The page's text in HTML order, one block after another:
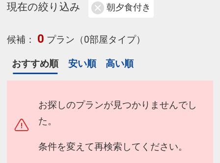
現在の絞り込み 朝夕食付き
候補： 0 プラン（0部屋タイプ）
おすすめ順 安い順 高い順
お探しのプランが見つかりませんでし
た。
条件を変えて再検索してください。